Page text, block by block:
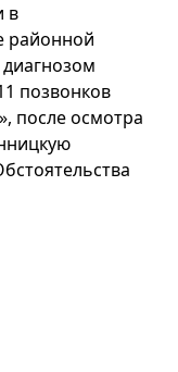
в
районной
позвонков
после осмотра